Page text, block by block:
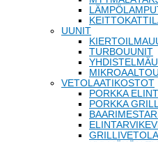
UUNIT
TURBOUUNIT
VETOLAATIKOSTOT
PORKKA
PORKKA